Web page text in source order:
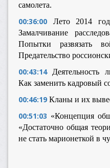
самолета.
00:36:00
Лето 2014
Замалчивание
Попытки развязать
Предательство
00:43:14
Деятельность
Как заменить кадровый
00:46:19 Кланы и их
00:51:03 «Концепция
«Достаточно общая
не стать марионеткой в